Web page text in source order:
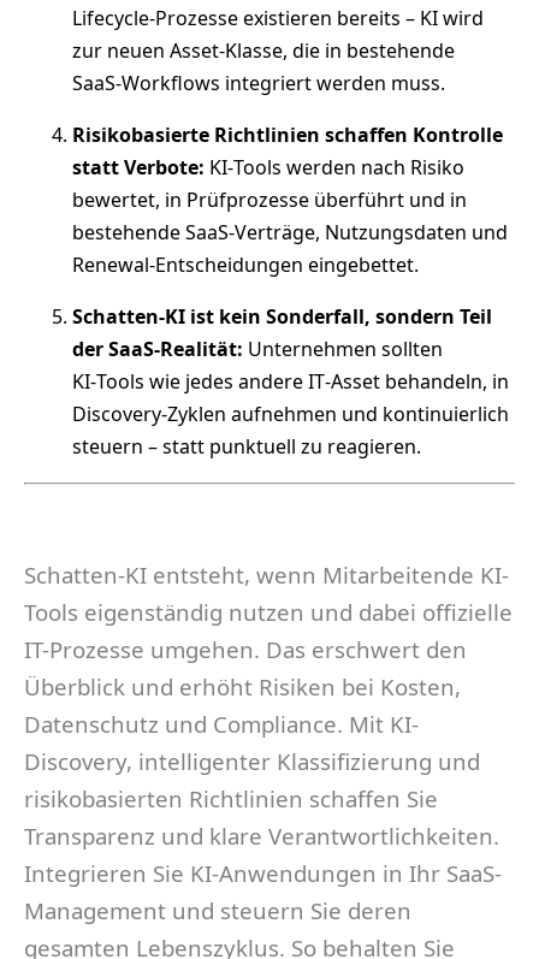
Lifecycle‑Prozesse existieren bereits – KI wird
zur neuen Asset‑Klasse, die in bestehende
SaaS‑Workflows integriert werden muss.
Risikobasierte Richtlinien schaffen Kontrolle
statt Verbote: KI‑Tools werden nach Risiko
bewertet, in Prüfprozesse überführt und in
bestehende SaaS‑Verträge, Nutzungsdaten und
Renewal‑Entscheidungen eingebettet.
Schatten‑KI ist kein Sonderfall, sondern Teil
der SaaS‑Realität: Unternehmen sollten
KI‑Tools wie jedes andere IT‑Asset behandeln, in
Discovery‑Zyklen aufnehmen und kontinuierlich
steuern – statt punktuell zu reagieren.
Schatten-KI entsteht, wenn Mitarbeitende KI-
Tools eigenständig nutzen und dabei offizielle
IT-Prozesse umgehen. Das erschwert den
Überblick und erhöht Risiken bei Kosten,
Datenschutz und Compliance. Mit KI-
Discovery, intelligenter Klassifizierung und
risikobasierten Richtlinien schaffen Sie
Transparenz und klare Verantwortlichkeiten.
Integrieren Sie KI-Anwendungen in Ihr SaaS-
Management und steuern Sie deren
gesamten Lebenszyklus. So behalten Sie